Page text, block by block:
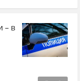
– в